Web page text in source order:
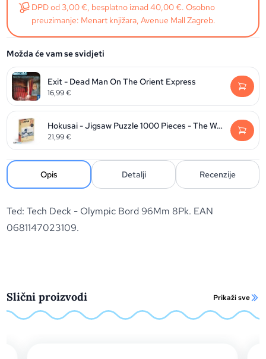
DPD od 3,00 €, besplatno iznad 40,00 €. Osobno
preuzimanje: Menart knjižara, Avenue Mall Zagreb.
Možda će vam se svidjeti
Exit - Dead Man On The Orient Express
16,99€
Hokusai - Jigsaw Puzzle 1000 Pieces - The Wave Of Kanagawa
21,99€
Opis Detalji Recenzije
Ted: Tech Deck - Olympic Bord 96Mm 8Pk. EAN
0681147023109.
Slični proizvodi Prikaži sve